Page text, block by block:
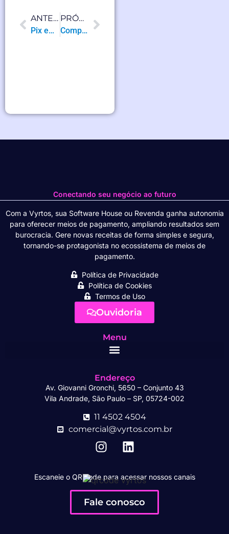
ANTERIOR
Pix em 2026: o que muda, novas regras de segurança e o impacto direto nas empresas
PRÓXIMO
Comparativo de soluções TEF para varejo: qual escolher para crescer com segurança
Conectando seu negócio ao futuro
Com a Vyrtos, sua Software House ou Revenda ganha autonomia
para oferecer meios de pagamento, ampliando resultados sem
burocracia. Gere novas receitas de forma simples e segura,
tornando-se protagonista no ecossistema de meios de
pagamento.
Política de Privacidade
Política de Cookies
Termos de Uso
Ouvidoria
Menu
Endereço
Av. Giovanni Gronchi, 5650 – Conjunto 43
Vila Andrade, São Paulo – SP, 05724-002
11 4502 4504
comercial@vyrtos.com.br
Escaneie o QR code para acessar nossos canais
Fale conosco